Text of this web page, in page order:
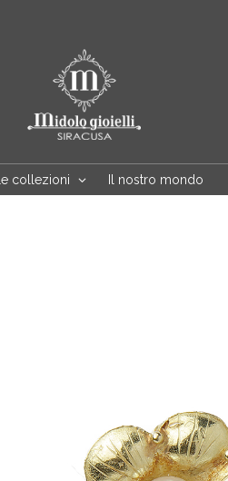
Le collezioni Il nostro mondo